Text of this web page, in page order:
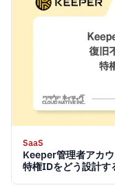
SaaS
Keeper管理者アカ
特権IDをどう設計す